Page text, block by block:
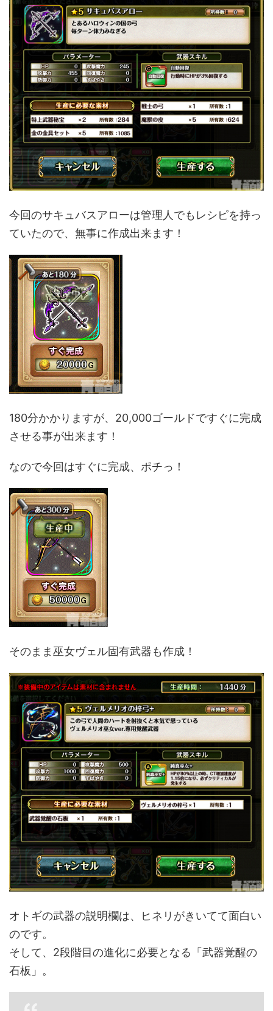
今回のサキュバスアローは管理人でもレシピを持っ
ていたので、無事に作成出来ます！
180分かかりますが、20,000ゴールドですぐに完成
させる事が出来ます！
なので今回はすぐに完成、ポチっ！
そのまま巫女ヴェル固有武器も作成！
オトギの武器の説明欄は、ヒネリがきいてて面白い
のです。
そして、2段階目の進化に必要となる「武器覚醒の
石板」。